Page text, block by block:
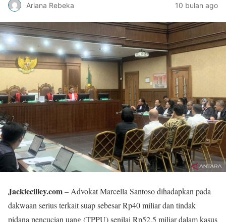
Ariana Rebeka 10 bulan ago
Jackiecilley.com– Advokat Marcella Santoso dihadapkan pada
dakwaan serius terkait suap sebesar Rp40 miliar dan tindak
pidana pencucian uang (TPPU) senilai Rp52,5 miliar dalam kasus